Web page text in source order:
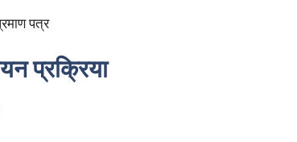
पत्र
प्रक्रिया